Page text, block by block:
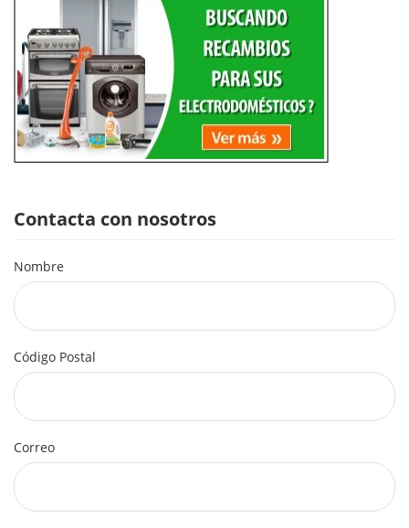
Contacta con nosotros
Nombre
Código Postal
Correo